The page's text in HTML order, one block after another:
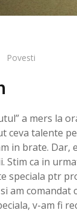
Povesti
a mers la
ceva talente
in brate. Dar,
Stim ca in
speciala ptr
am comandat
v-am fi